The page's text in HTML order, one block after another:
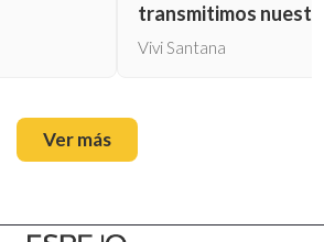
transmitimos
propia muerte
Vivi Santana
Ver más